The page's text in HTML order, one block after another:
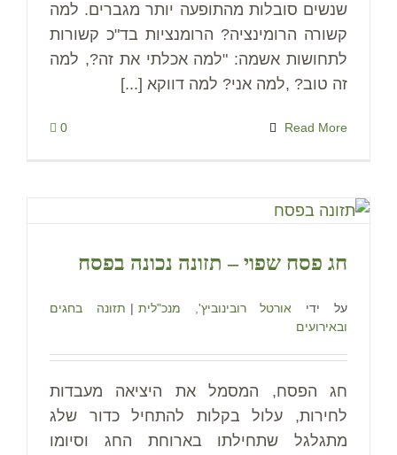
שנשים סובלות מהתופעה יותר מגברים. למה
קשורה הרומינציה? הרומנציות בד"כ קשורות
לתחושות אשמה: "למה אכלתי את זה?, למה
זה טוב? ,למה אני? למה דווקא [...]
Read More
0
חג פסח שפוי – תזונה נכונה בפסח
על ידי אורטל רובינוביץ', מנכ"לית | תזונה בחגים
ובאירועים
חג הפסח, המסמל את היציאה מעבדות
לחירות, עלול בקלות להתחיל כדור שלג
מתגלגל שתחילתו בארוחת החג וסיומו